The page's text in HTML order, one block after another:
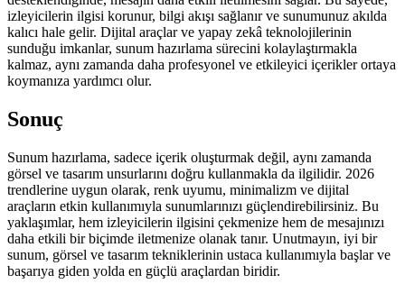
izleyicilerin ilgisi korunur, bilgi akışı sağlanır ve sunumunuz akılda
kalıcı hale gelir. Dijital araçlar ve yapay zekâ teknolojilerinin
sunduğu imkanlar, sunum hazırlama sürecini kolaylaştırmakla
kalmaz, aynı zamanda daha profesyonel ve etkileyici içerikler ortaya
koymanıza yardımcı olur.
Sonuç
Sunum hazırlama, sadece içerik oluşturmak değil, aynı zamanda
görsel ve tasarım unsurlarını doğru kullanmakla da ilgilidir. 2026
trendlerine uygun olarak, renk uyumu, minimalizm ve dijital
araçların etkin kullanımıyla sunumlarınızı güçlendirebilirsiniz. Bu
yaklaşımlar, hem izleyicilerin ilgisini çekmenize hem de mesajınızı
daha etkili bir biçimde iletmenize olanak tanır. Unutmayın, iyi bir
sunum, görsel ve tasarım tekniklerinin ustaca kullanımıyla başlar ve
başarıya giden yolda en güçlü araçlardan biridir.